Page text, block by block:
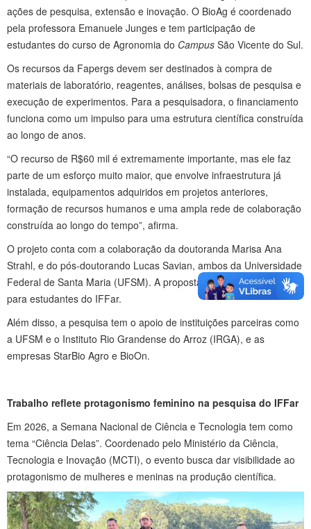
ações de pesquisa, extensão e inovação. O BioAg é coordenado
pela professora Emanuele Junges e tem participação de
estudantes do curso de Agronomia do Campus São Vicente do Sul.
Os recursos da Fapergs devem ser destinados à compra de
materiais de laboratório, reagentes, análises, bolsas de pesquisa e
execução de experimentos. Para a pesquisadora, o financiamento
funciona como um impulso para uma estrutura científica construída
ao longo de anos.
“O recurso de R$60 mil é extremamente importante, mas ele faz
parte de um esforço muito maior, que envolve infraestrutura já
instalada, equipamentos adquiridos em projetos anteriores,
formação de recursos humanos e uma ampla rede de colaboração
construída ao longo do tempo”, afirma.
O projeto conta com a colaboração da doutoranda Marisa Ana
Strahl, e do pós-doutorando Lucas Savian, ambos da Universidade
Federal de Santa Maria (UFSM). A proposta também prevê bolsa
para estudantes do IFFar.
Além disso, a pesquisa tem o apoio de instituições parceiras como
a UFSM e o Instituto Rio Grandense do Arroz (IRGA), e as
empresas StarBio Agro e BioOn.
Trabalho reflete protagonismo feminino na pesquisa do IFFar
Em 2026, a Semana Nacional de Ciência e Tecnologia tem como
tema “Ciência Delas”. Coordenado pelo Ministério da Ciência,
Tecnologia e Inovação (MCTI), o evento busca dar visibilidade ao
protagonismo de mulheres e meninas na produção científica.